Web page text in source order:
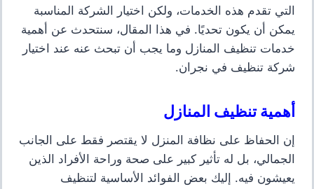
التي تقدم هذه الخدمات، ولكن اختيار الشركة المناسبة
يمكن أن يكون تحديًا. في هذا المقال، سنتحدث عن أهمية
خدمات تنظيف المنازل وما يجب أن تبحث عنه عند اختيار
شركة تنظيف في نجران.
أهمية تنظيف المنازل
إن الحفاظ على نظافة المنزل لا يقتصر فقط على الجانب
الجمالي، بل له تأثير كبير على صحة وراحة الأفراد الذين
يعيشون فيه. إليك بعض الفوائد الأساسية لتنظيف